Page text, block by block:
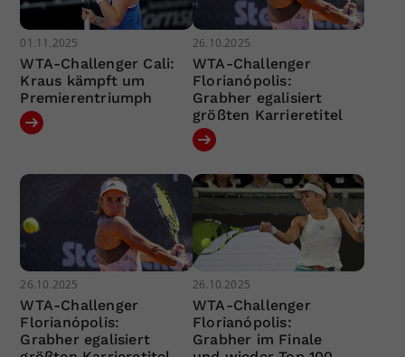
01.11.2025
WTA-Challenger Cali:
Kraus kämpft um
Premierentriumph
26.10.2025
WTA-Challenger
Florianópolis:
Grabher egalisiert
größten Karrieretitel
26.10.2025
WTA-Challenger
Florianópolis:
Grabher egalisiert
26.10.2025
WTA-Challenger
Florianópolis:
Grabher im Finale